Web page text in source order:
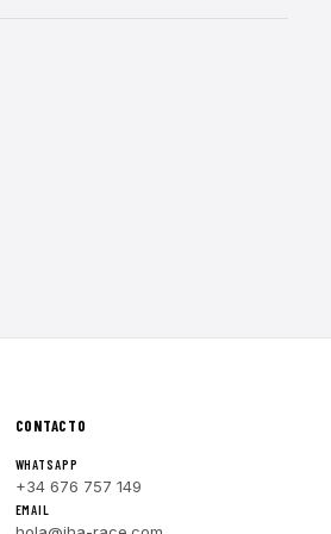
CONTACTO
WHATSAPP
+34 676 757 149
EMAIL